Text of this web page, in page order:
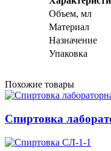
Объем, мл
Материал
Назначение
Упаковка
Похожие товары
Спиртовка